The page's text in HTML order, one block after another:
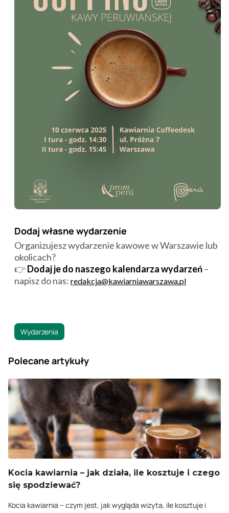
Dodaj własne wydarzenie
Organizujesz wydarzenie kawowe w Warszawie lub
okolicach?
👉Dodaj je do naszego kalendarza wydarzeń–
napisz do nas: redakcja@kawiarniawarszawa.pl
Wydarzenia
Polecane artykuły
Kocia kawiarnia – jak działa, ile kosztuje i czego
się spodziewać?
Kocia kawiarnia – czym jest, jak wygląda wizyta, ile kosztuje i